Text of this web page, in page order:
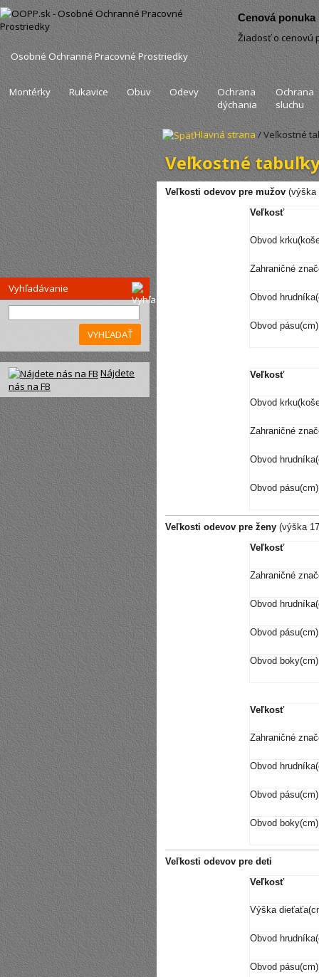
Cenová ponuka
Žiadosť o cenovú
Osobné Ochranné Pracovné Prostriedky
Montérky Rukavice Obuv Odevy
Ochrana
dýchania
Ochrana
sluchu
Vyhľadávanie
VYHĽADAŤ
Nájdete
nás na FB
Hlavná strana/ Veľkostné
Veľkostné
Veľkosti odevov pre mužov (výška
Veľkosť
Obvod
Zahraničné
Obvod
Obvod pásu(cm)
Veľkosť
Obvod
Zahraničné
Obvod
Obvod pásu(cm)
Veľkosti odevov pre ženy (výška
Veľkosť
Zahraničné
Obvod
Obvod pásu(cm)
Obvod boky(cm)
Veľkosť
Zahraničné
Obvod
Obvod pásu(cm)
Obvod boky(cm)
Veľkosti odevov pre deti
Veľkosť
Výška
Obvod
Obvod pásu(cm)